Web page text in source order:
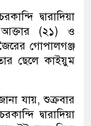
দ্বারাদিয়া
আক্তার (২১) ও
গোপালগঞ্জ
ছেলে কাইয়ুম
যায়, শুক্রবার
দ্বারাদিয়া